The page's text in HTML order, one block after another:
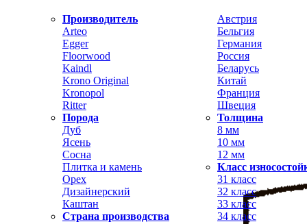
Производитель
Arteo
Egger
Floorwood
Kaindl
Krono Original
Kronopol
Ritter
Порода
Дуб
Ясень
Сосна
Плитка и камень
Орех
Дизайнерский
Каштан
Страна производства
Австрия
Бельгия
Германия
Россия
Беларусь
Китай
Франция
Швеция
Толщина
8 мм
10 мм
12 мм
Класс
31 класс
32 класс
33 класс
34 класс